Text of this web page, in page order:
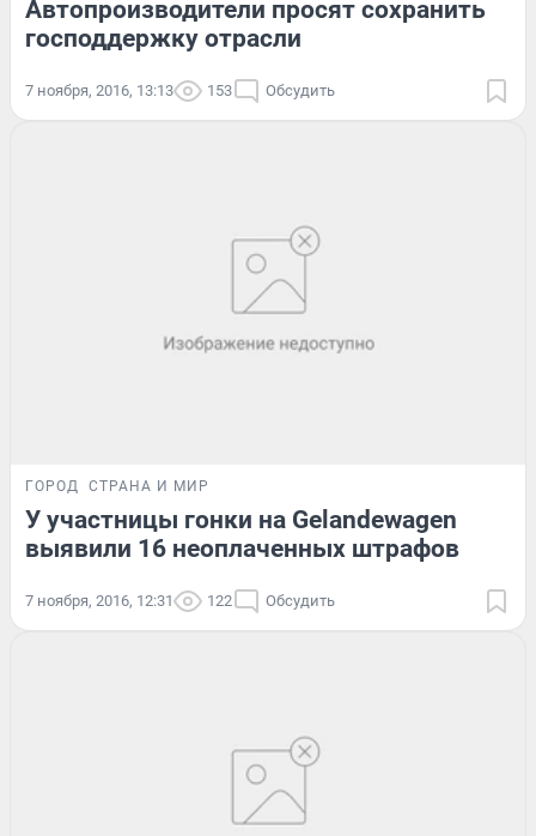
Автопроизводители просят сохранить
господдержку отрасли
7 ноября, 2016, 13:13 153 Обсудить
ГОРОД СТРАНА И МИР
У участницы гонки на Gelandewagen
выявили 16 неоплаченных штрафов
7 ноября, 2016, 12:31 122 Обсудить